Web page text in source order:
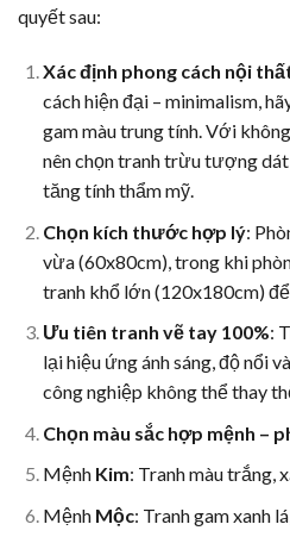
quyết sau:
Xác định phong cách nội
cách hiện đại – minimalism,
gam màu trung tính. Với
nên chọn tranh trừu tượng
tăng tính thẩm mỹ.
Chọn kích thước hợp lý:
vừa (60x80cm), trong khi
tranh khổ lớn (120x180cm)
Ưu tiên tranh vẽ tay 100%:
lại hiệu ứng ánh sáng, độ nổi
công nghiệp không thể thay
Chọn màu sắc hợp mệnh –
Mệnh Kim: Tranh màu trắng,
Mệnh Mộc: Tranh gam xanh